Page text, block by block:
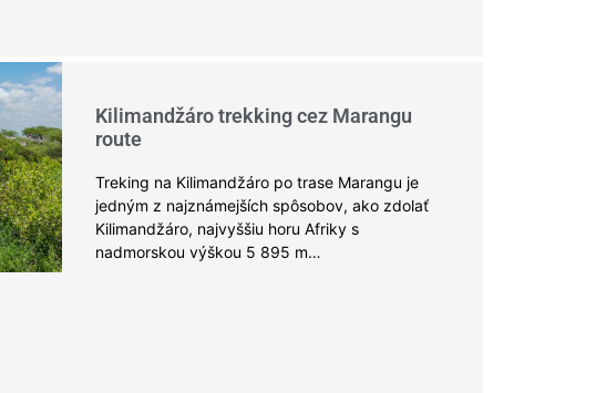
Kilimandžáro trekking cez Marangu
route
Treking na Kilimandžáro po trase Marangu je
jedným z najznámejších spôsobov, ako zdolať
Kilimandžáro, najvyššiu horu Afriky s
nadmorskou výškou 5 895 m…